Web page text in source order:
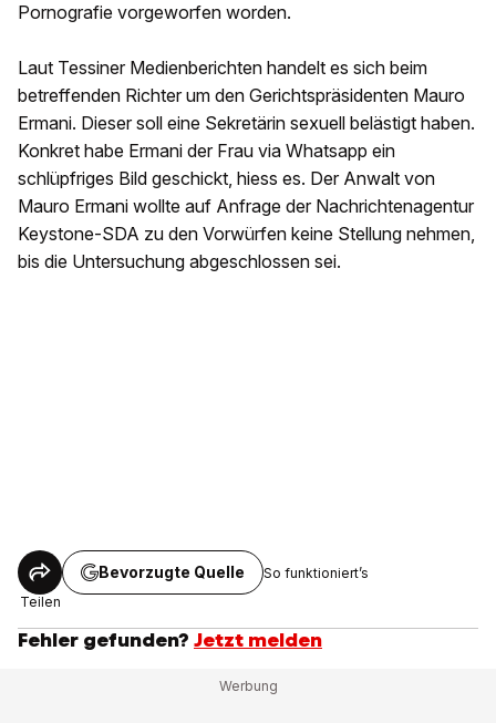
Pornografie vorgeworfen worden.
Laut Tessiner Medienberichten handelt es sich beim
betreffenden Richter um den Gerichtspräsidenten Mauro
Ermani. Dieser soll eine Sekretärin sexuell belästigt haben.
Konkret habe Ermani der Frau via Whatsapp ein
schlüpfriges Bild geschickt, hiess es. Der Anwalt von
Mauro Ermani wollte auf Anfrage der Nachrichtenagentur
Keystone-SDA zu den Vorwürfen keine Stellung nehmen,
bis die Untersuchung abgeschlossen sei.
Teilen
Bevorzugte Quelle So funktioniert’s
Fehler gefunden? Jetzt melden